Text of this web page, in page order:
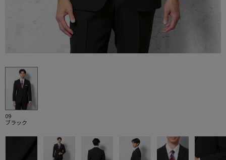
09
ブラック